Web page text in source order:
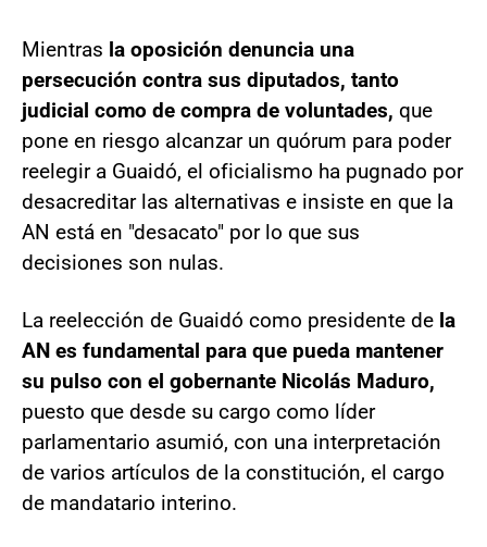
Mientras la oposición denuncia una
persecución contra sus diputados, tanto
judicial como de compra de voluntades, que
pone en riesgo alcanzar un quórum para poder
reelegir a Guaidó, el oficialismo ha pugnado por
desacreditar las alternativas e insiste en que la
AN está en "desacato" por lo que sus
decisiones son nulas.
La reelección de Guaidó como presidente de la
AN es fundamental para que pueda mantener
su pulso con el gobernante Nicolás Maduro,
puesto que desde su cargo como líder
parlamentario asumió, con una interpretación
de varios artículos de la constitución, el cargo
de mandatario interino.